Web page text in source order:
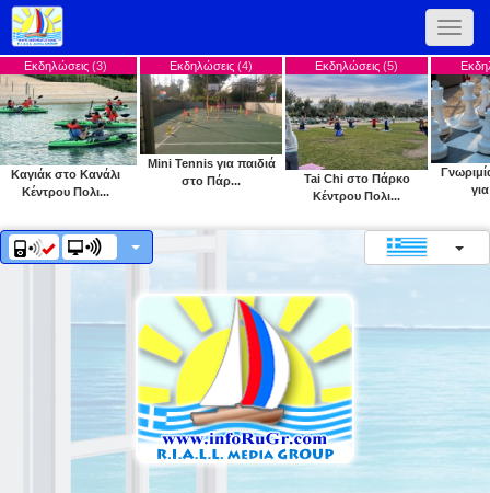
Toggle
(3)
Κανάλι
Πολι...
Εκδηλώσεις(4)
Mini Tennis για παιδιά
στο Πάρ...
Εκδηλώσεις(5)
Tai Chi στο Πάρκο
Κέντρου Πολι...
Εκδηλώσεις(6)
Γνωριμία με το
για παιδι...